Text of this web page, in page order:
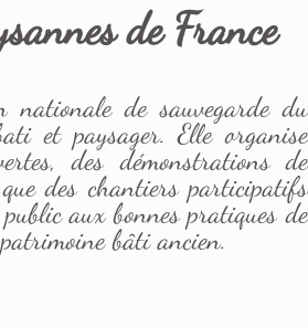
de France
nationale de sauvegarde du
et paysager. Elle organise
des démonstrations de
des chantiers participatifs
aux bonnes pratiques de
bâti ancien.